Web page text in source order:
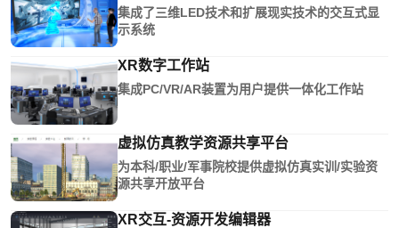
集成了三维LED技术和扩展现实技术的交互式显
示系统
XR数字工作站
集成PC/VR/AR装置为用户提供一体化工作站
虚拟仿真教学资源共享平台
为本科/职业/军事院校提供虚拟仿真实训/实验资
源共享开放平台
XR交互-资源开发编辑器